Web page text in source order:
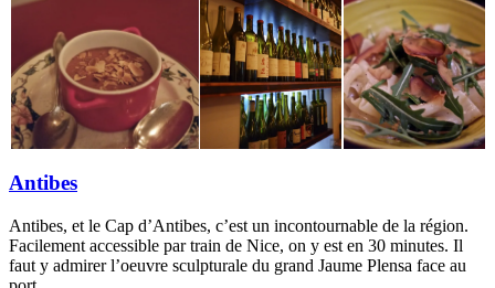
Antibes
Antibes, et le Cap d’Antibes, c’est un incontournable de la région.
Facilement accessible par train de Nice, on y est en 30 minutes. Il
faut y admirer l’oeuvre sculpturale du grand Jaume Plensa face au